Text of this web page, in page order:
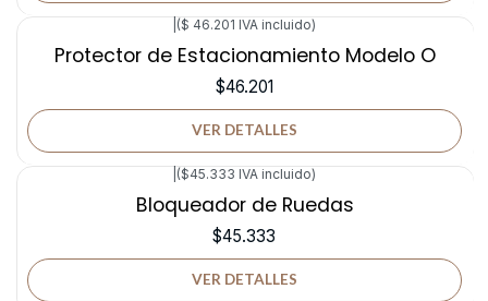
($ 46.201 IVA incluido)
Protector de Estacionamiento Modelo O
$46.201
VER DETALLES
($45.333 IVA incluido)
Bloqueador de Ruedas
$45.333
VER DETALLES